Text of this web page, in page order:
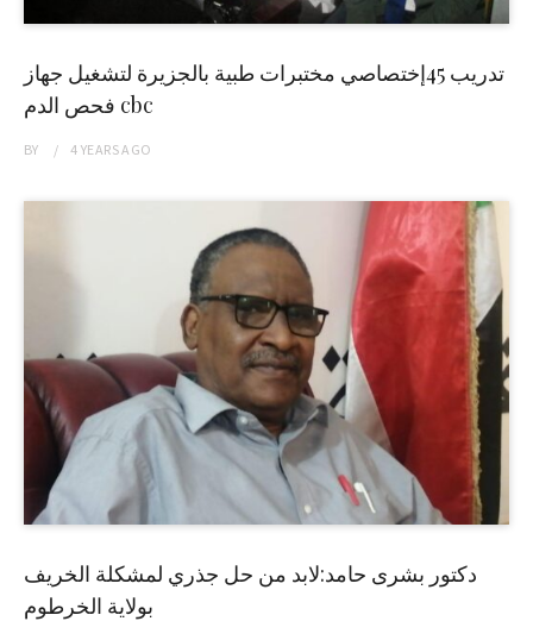
تدريب 45إختصاصي مختبرات طبية بالجزيرة لتشغيل جهاز
فحص الدم cbc
BY 4 YEARSAGO
دكتور بشرى حامد:لابد من حل جذري لمشكلة الخريف
بولاية الخرطوم